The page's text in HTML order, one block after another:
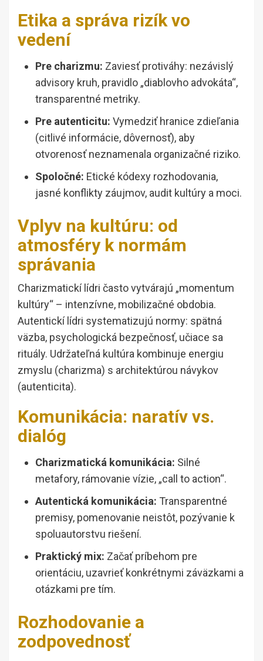
Etika a správa rizík vo
vedení
Pre charizmu: Zaviesť protiváhy: nezávislý
advisory kruh, pravidlo „diablovho advokáta“,
transparentné metriky.
Pre autenticitu: Vymedziť hranice zdieľania
(citlivé informácie, dôvernosť), aby
otvorenosť neznamenala organizačné riziko.
Spoločné: Etické kódexy rozhodovania,
jasné konflikty záujmov, audit kultúry a moci.
Vplyv na kultúru: od
atmosféry k normám
správania
Charizmatickí lídri často vytvárajú „momentum
kultúry“ – intenzívne, mobilizačné obdobia.
Autentickí lídri systematizujú normy: spätná
väzba, psychologická bezpečnosť, učiace sa
rituály. Udržateľná kultúra kombinuje energiu
zmyslu (charizma) s architektúrou návykov
(autenticita).
Komunikácia: naratív vs.
dialóg
Charizmatická komunikácia: Silné
metafory, rámovanie vízie, „call to action“.
Autentická komunikácia: Transparentné
premisy, pomenovanie neistôt, pozývanie k
spoluautorstvu riešení.
Praktický mix: Začať príbehom pre
orientáciu, uzavrieť konkrétnymi záväzkami a
otázkami pre tím.
Rozhodovanie a
zodpovednosť